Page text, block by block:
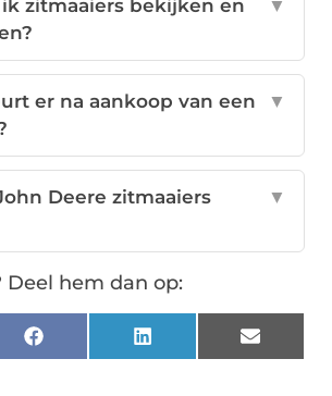
ik zitmaaiers bekijken en
▼
er na aankoop van een
▼
Deere zitmaaiers
▼
Deel hem dan op:
Facebook LinkedIn Email